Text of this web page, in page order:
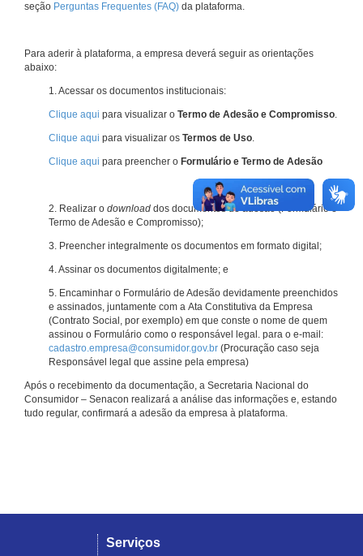
seção Perguntas Frequentes (FAQ) da plataforma.
Para aderir à plataforma, a empresa deverá seguir as orientações
abaixo:
1. Acessar os documentos institucionais:
Clique aqui para visualizar o Termo de Adesão e Compromisso.
Clique aqui para visualizar os Termos de Uso.
Clique aqui para preencher o Formulário e Termo de Adesão
2. Realizar o download dos documentos de adesão (Formulário e
Termo de Adesão e Compromisso);
3. Preencher integralmente os documentos em formato digital;
4. Assinar os documentos digitalmente; e
5. Encaminhar o Formulário de Adesão devidamente preenchidos
e assinados, juntamente com a Ata Constitutiva da Empresa
(Contrato Social, por exemplo) em que conste o nome de quem
assinou o Formulário como o responsável legal. para o e-mail:
cadastro.empresa@consumidor.gov.br (Procuração caso seja
Responsável legal que assine pela empresa)
Após o recebimento da documentação, a Secretaria Nacional do
Consumidor – Senacon realizará a análise das informações e, estando
tudo regular, confirmará a adesão da empresa à plataforma.
Serviços